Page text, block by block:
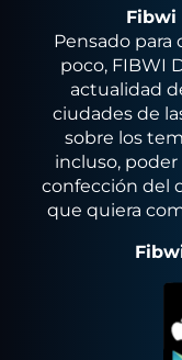
Fibwi
Pensado para
poco, FIBWI
actualidad
ciudades de
sobre los
incluso,
confección del
que quiera